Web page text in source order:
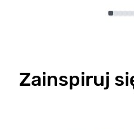
Zainspiruj